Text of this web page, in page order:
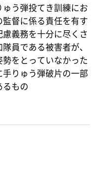
う弾投てき訓練にお
督に係る責任を有す
義務を十分に尽くさ
員である被害者が、
をとっていなかった
りゅう弾破片の一部
るもの